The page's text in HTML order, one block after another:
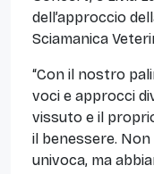
dell’approccio
Sciamanica
“Con il nostro
voci e approcci
vissuto e il
il benessere.
univoca, ma